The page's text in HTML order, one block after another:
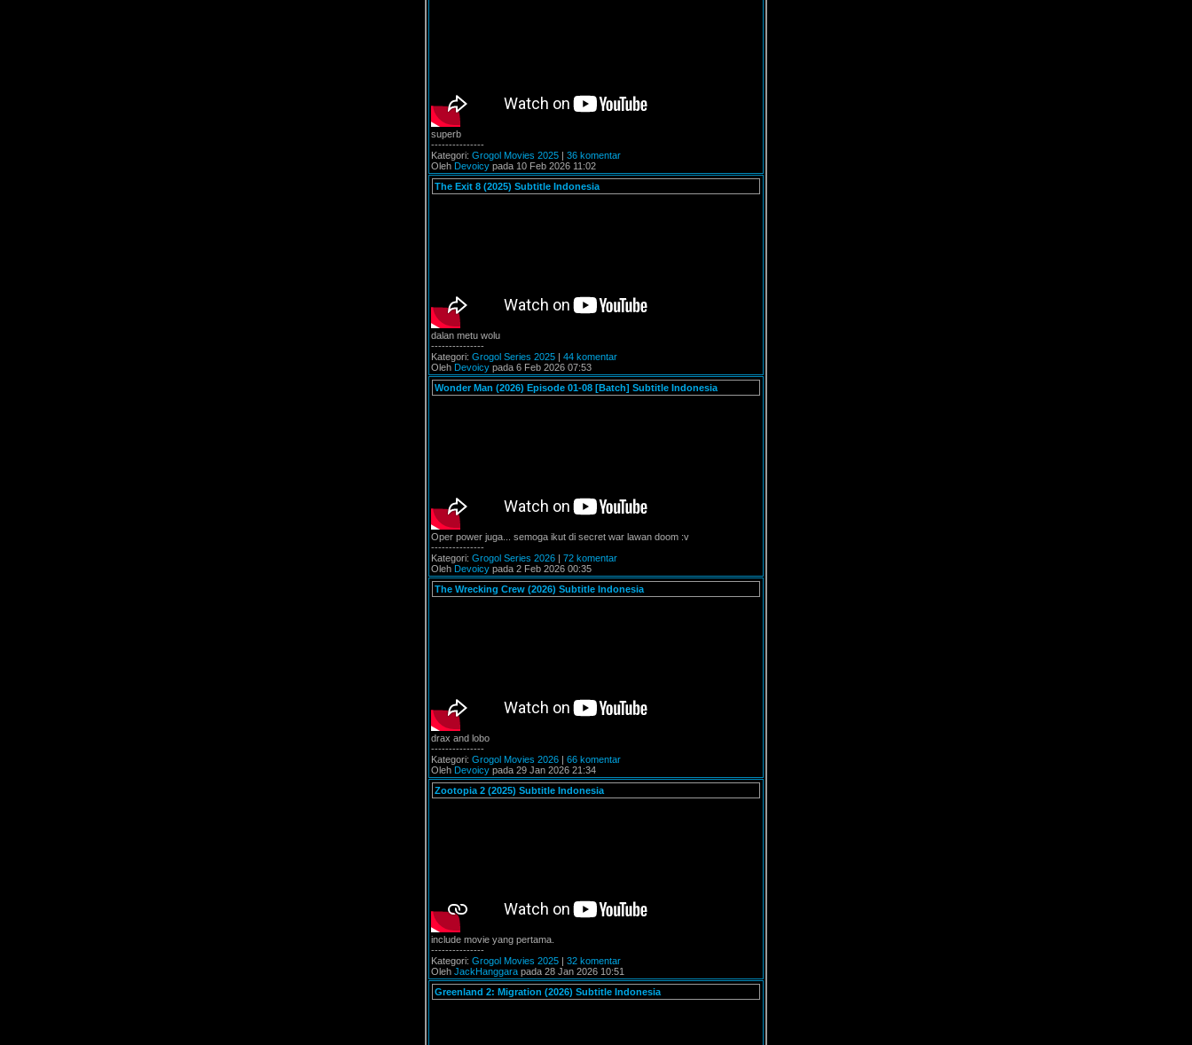
superb
---------------
Kategori: Grogol Movies 2025 | 36 komentar
Oleh Devoicy pada 10 Feb 2026 11:02
The Exit 8 (2025) Subtitle Indonesia
dalan metu wolu
---------------
Kategori: Grogol Series 2025 | 44 komentar
Oleh Devoicy pada 6 Feb 2026 07:53
Wonder Man (2026) Episode 01-08 [Batch] Subtitle Indonesia
Oper power juga... semoga ikut di secret war lawan doom :v
---------------
Kategori: Grogol Series 2026 | 72 komentar
Oleh Devoicy pada 2 Feb 2026 00:35
The Wrecking Crew (2026) Subtitle Indonesia
drax and lobo
---------------
Kategori: Grogol Movies 2026 | 66 komentar
Oleh Devoicy pada 29 Jan 2026 21:34
Zootopia 2 (2025) Subtitle Indonesia
include movie yang pertama.
---------------
Kategori: Grogol Movies 2025 | 32 komentar
Oleh JackHanggara pada 28 Jan 2026 10:51
Greenland 2: Migration (2026) Subtitle Indonesia